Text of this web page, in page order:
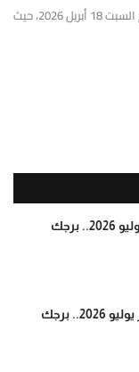
سجل سعر الذهب اليوم في الإمارات ارتفاعاً حاداً صباح السبت 18 أبريل 2026، حيث
توقعات برج الجدي لشهر يوليو 2026.. برجك
توقعات برج القوس لشهر يوليو 2026.. برجك